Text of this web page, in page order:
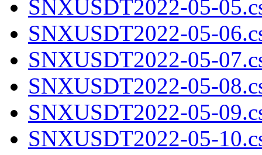
SNXUSDT2022-05-
SNXUSDT2022-05-
SNXUSDT2022-05-
SNXUSDT2022-05-
SNXUSDT2022-05-
SNXUSDT2022-05-